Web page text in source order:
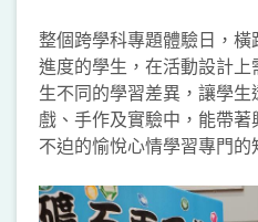
整個跨學科專題體驗日，
進度的學生，在活動設計
生不同的學習差異，讓學
戲、手作及實驗中，能帶
不迫的愉悅心情學習專門的